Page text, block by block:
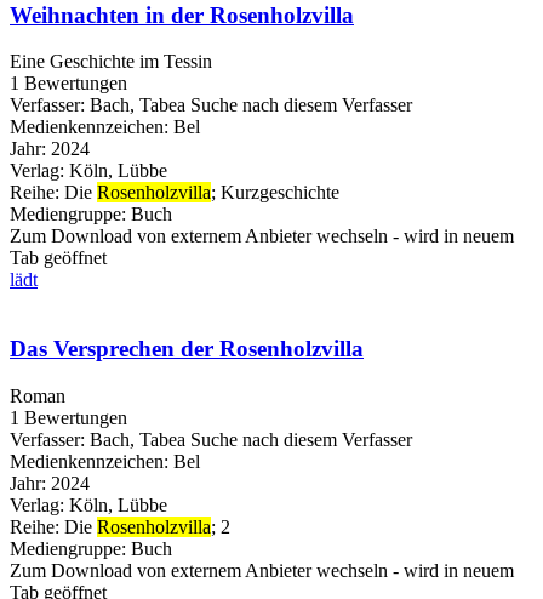
Weihnachten in der Rosenholzvilla
Eine Geschichte im Tessin
1 Bewertungen
Verfasser: Bach, Tabea Suche nach diesem Verfasser
Medienkennzeichen: Bel
Jahr: 2024
Verlag: Köln, Lübbe
Reihe: Die Rosenholzvilla; Kurzgeschichte
Mediengruppe: Buch
Zum Download von externem Anbieter wechseln - wird in neuem
Tab geöffnet
lädt
Das Versprechen der Rosenholzvilla
Roman
1 Bewertungen
Verfasser: Bach, Tabea Suche nach diesem Verfasser
Medienkennzeichen: Bel
Jahr: 2024
Verlag: Köln, Lübbe
Reihe: Die Rosenholzvilla; 2
Mediengruppe: Buch
Zum Download von externem Anbieter wechseln - wird in neuem
Tab geöffnet